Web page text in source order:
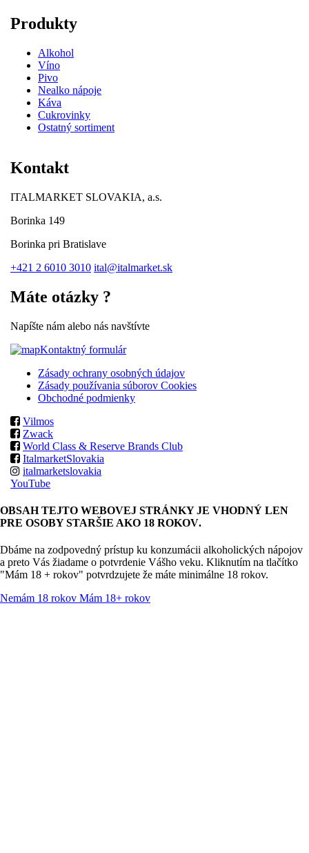
Produkty
Alkohol
Víno
Pivo
Nealko nápoje
Káva
Cukrovinky
Ostatný sortiment
Kontakt
ITALMARKET SLOVAKIA, a.s.
Borinka 149
Borinka pri Bratislave
+421 2 6010 3010 ital@italmarket.sk
Máte otázky ?
Napíšte nám alebo nás navštívte
Kontaktný formulár
Zásady ochrany osobných údajov
Zásady používania súborov Cookies
Obchodné podmienky
Vilmos
Zwack
World Class & Reserve Brands Club
ItalmarketSlovakia
italmarketslovakia
YouTube
OBSAH TEJTO WEBOVEJ STRÁNKY JE VHODNÝ LEN
PRE OSOBY STARŠIE AKO 18 ROKOV.
Dbáme na zodpovedný prístup ku konzumácii alkoholických nápojov
a preto Vás žiadame o potvrdenie Vášho veku. Kliknutím na tlačítko
"Mám 18 + rokov" potvrdzujete že máte minimálne 18 rokov.
Nemám 18 rokov Mám 18+ rokov